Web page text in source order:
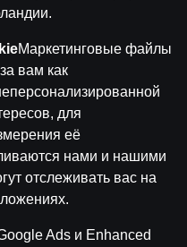
iela 39-8, LV-1010
A-67, TI-04.
Uzraudzības
Маркетинговые файлы
вам как
для
её
нами и нашими
отслеживать вас на
Ads и Enhanced